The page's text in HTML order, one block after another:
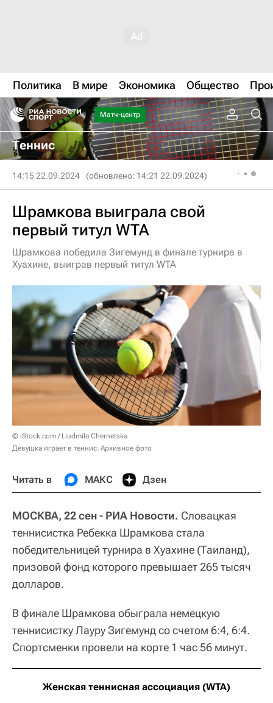
Политика В мире Экономика Общество
Матч-центр
Теннис
14:15 22.09.2024 (обновлено: 14:21 22.09.2024)
Шрамкова выиграла свой
первый титул WTA
Шрамкова победила Зигемунд в финале турнира в
Хуахине, выиграв первый титул WTA
© iStock.com / Liudmila Chernetska
Девушка играет в теннис. Архивное фото
Читать в МАКС Дзен
МОСКВА, 22 сен - РИА Новости. Словацкая
теннисистка Ребекка Шрамкова стала
победительницей турнира в Хуахине (Таиланд),
призовой фонд которого превышает 265 тысяч
долларов.
В финале Шрамкова обыграла немецкую
теннисистку Лауру Зигемунд со счетом 6:4, 6:4.
Спортсменки провели на корте 1 час 56 минут.
Женская теннисная ассоциация (WTA)